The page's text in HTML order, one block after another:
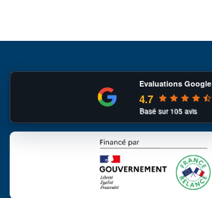
Evaluations Google
4.7
Basé sur105avis